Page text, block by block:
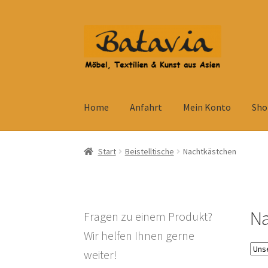
Navigation
springen
Zum
Inhalt
springen
Home Anfahrt Mein Konto
Start Accessoires AGB Anfahrt
Wohnzimmertisch mit
Start Beistelltische Nachtkästchen
Fragen zu einem Produkt?
Wir helfen Ihnen gerne
weiter!